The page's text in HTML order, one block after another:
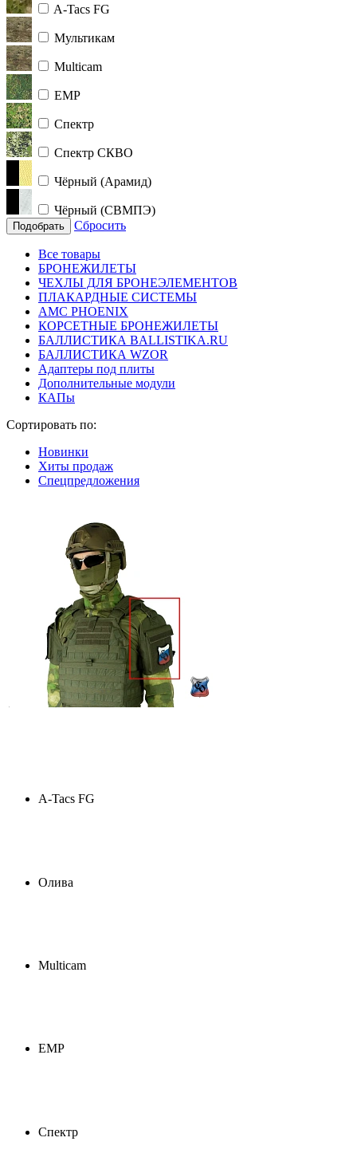
A-Tacs FG
Мультикам
Multicam
ЕМР
Спектр
Спектр СКВО
Чёрный (Арамид)
Чёрный (СВМПЭ)
Подобрать Сбросить
Все товары
БРОНЕЖИЛЕТЫ
ЧЕХЛЫ ДЛЯ БРОНЕЭЛЕМЕНТОВ
ПЛАКАРДНЫЕ СИСТЕМЫ
АМС PHOENIX
КОРСЕТНЫЕ БРОНЕЖИЛЕТЫ
БАЛЛИСТИКА BALLISTIKA.RU
БАЛЛИСТИКА WZOR
Адаптеры под плиты
Дополнительные модули
КАПы
Сортировать по:
Новинки
Хиты продаж
Спецпредложения
A-Tacs FG
Олива
Multicam
ЕМР
Спектр